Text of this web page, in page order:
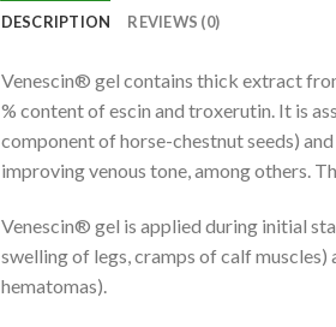
DESCRIPTION REVIEWS (0)
Venescin® gel contains thick extract
% content of escin and troxerutin. It is
component of horse-chestnut seeds)
improving venous tone, among others.
Venescin® gel is applied during initial
swelling of legs, cramps of calf muscles)
hematomas).